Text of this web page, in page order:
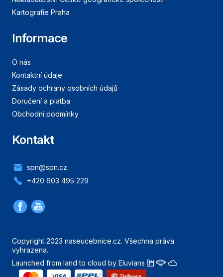
Kartografie Praha
Informace
O nás
Kontaktní údaje
Zásady ochrany osobních údajů
Doručení a platba
Obchodní podmínky
Kontakt
spn@spn.cz
+420 603 495 229
Copyright 2023 naseucebnice.cz. Všechna práva
vyhrazena.
Launched from land to cloud by Eluvians